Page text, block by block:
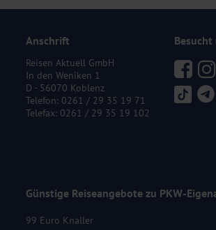
Anschrift
Reisen Aktuell GmbH
In den Weniken 1
D - 56070 Koblenz
Telefon: 0261 / 29 35 19 71
Telefax: 0261 / 29 35 19 102
Besucht
Günstige Reiseangebote zu PKW-
99 Euro Knaller